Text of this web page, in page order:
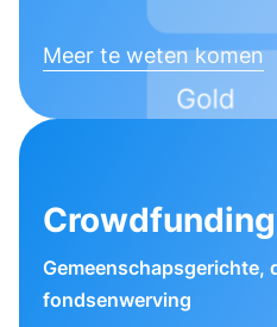
Meer te weten komen
Crowdfunding
Gemeenschapsgerichte,
fondsenwerving